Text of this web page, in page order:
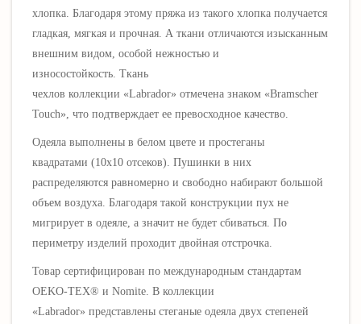
хлопка. Благодаря этому пряжа из такого хлопка получается
гладкая, мягкая и прочная. А ткани отличаются изысканным
внешним видом, особой нежностью и
износостойкость. Ткань
чехлов коллекции «Labrador» отмечена знаком «Bramscher
Touch», что подтверждает ее превосходное качество.
Одеяла выполнены в белом цвете и простеганы
квадратами (10х10 отсеков). Пушинки в них
распределяются равномерно и свободно набирают большой
объем воздуха. Благодаря такой конструкции пух не
мигрирует в одеяле, а значит не будет сбиваться. По
периметру изделий проходит двойная отстрочка.
Товар сертифицирован по международным стандартам
OEKO-TEX® и Nomite. В коллекции
«Labrador» представлены стеганые одеяла двух степеней